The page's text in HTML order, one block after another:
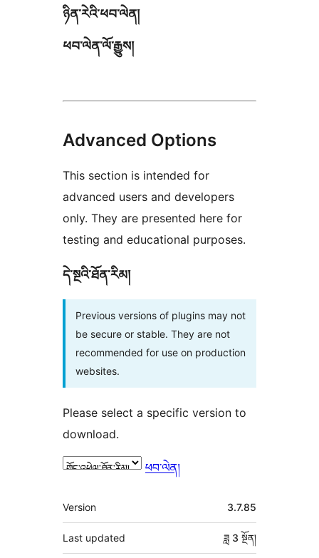
ཉིན་རེའི་ཕབ་ལེན།
ཕབ་ལེན་ལོ་རྒྱུས།
Advanced Options
This section is intended for
advanced users and developers
only. They are presented here for
testing and educational purposes.
དེ་སྔའི་ཐོན་རིམ།
Previous versions of plugins may not
be secure or stable. They are not
recommended for use on production
websites.
Please select a specific version to
download.
ཕབ་ལེན།
ཟུར་
བརྗོད།
Version 3.7.85
Last updated ཟླ 3 སྔོན།